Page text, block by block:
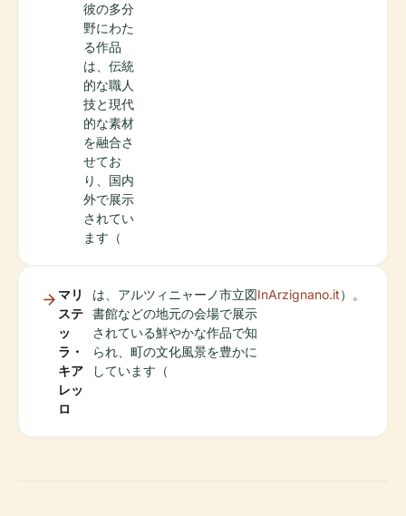
彼の多分
野にわた
る作品
は、伝統
的な職人
技と現代
的な素材
を融合さ
せてお
り、国内
外で展示
されてい
ます（
マリ
ステ
ッ
ラ・
キア
レッ
ロ
は、アルツィニャーノ市立図
書館などの地元の会場で展示
されている鮮やかな作品で知
られ、町の文化風景を豊かに
しています（
InArzignano.it）。